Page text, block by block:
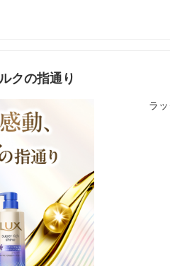
クの指通り
ラ